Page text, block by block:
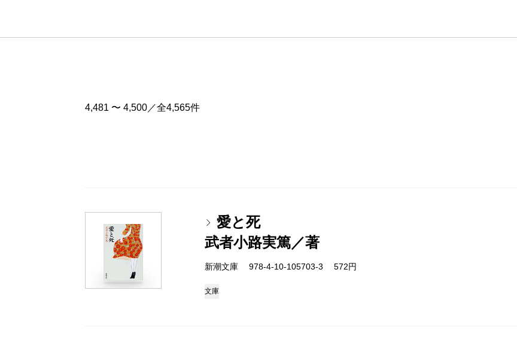
4,481 〜 4,500／全4,565件
愛と死
武者小路実篤／著
新潮文庫 978-4-10-105703-3 572円
文庫